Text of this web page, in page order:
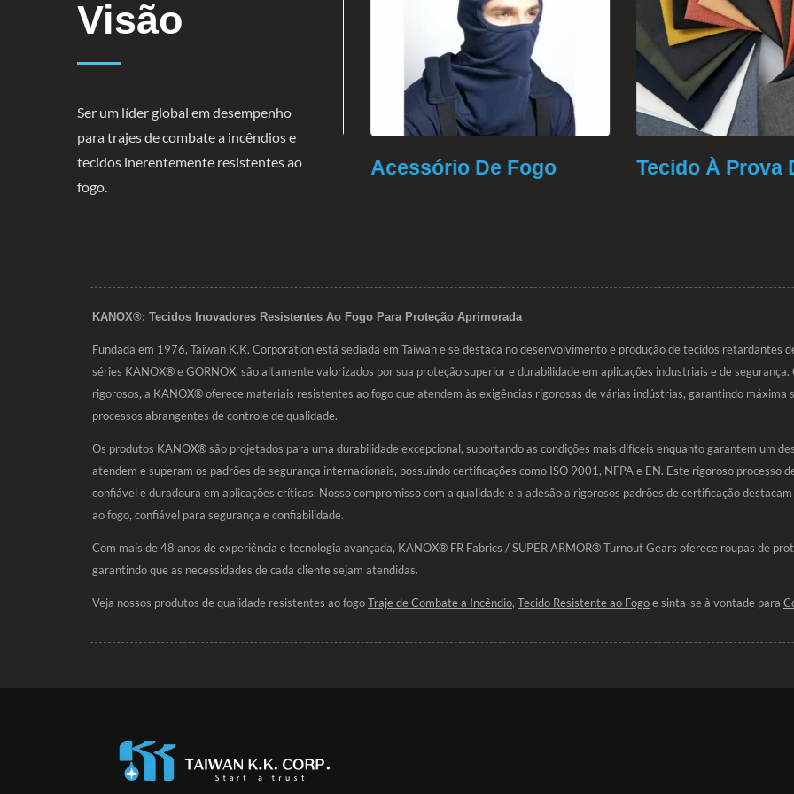
Visão
Ser um líder global em desempenho
para trajes de combate a incêndios e
tecidos inerentemente resistentes ao
fogo.
Vestuário De Proteção Acessório De Fogo Tecido À Prova
KANOX®: Tecidos Inovadores Resistentes Ao Fogo Para Proteção Aprimorada
Fundada em 1976, Taiwan K.K. Corporation está sediada em Taiwan e se destaca no desenvolvimento e produção de tecidos retardantes
séries KANOX® e GORNOX, são altamente valorizados por sua proteção superior e durabilidade em aplicações industriais e de
rigorosos, a KANOX® oferece materiais resistentes ao fogo que atendem às exigências rigorosas de várias indústrias, garantindo máxima
processos abrangentes de controle de qualidade.
Os produtos KANOX® são projetados para uma durabilidade excepcional, suportando as condições mais difíceis enquanto garantem um
atendem e superam os padrões de segurança internacionais, possuindo certificações como ISO 9001, NFPA e EN. Este rigoroso processo
confiável e duradoura em aplicações críticas. Nosso compromisso com a qualidade e a adesão a rigorosos padrões de certificação
ao fogo, confiável para segurança e confiabilidade.
Com mais de 48 anos de experiência e tecnologia avançada, KANOX® FR Fabrics / SUPER ARMOR® Turnout Gears oferece roupas de
garantindo que as necessidades de cada cliente sejam atendidas.
Veja nossos produtos de qualidade resistentes ao fogoTraje de Combate a Incêndio, Tecido Resistente ao Fogoe sinta-se à vontade para